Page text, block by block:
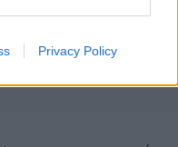
Privacy Policy